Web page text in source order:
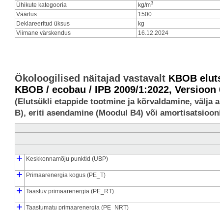
Ühikute kategooria
kg/m3
Väärtus
1500
Deklareeritud üksus
kg
Viimane värskendus
16.12.2024
Ökoloogilised näitajad vastavalt KBOB
KBOB / ecobau / IPB 2009/1:2022, Versioon
(Elutsükli etappide tootmine ja kõrvaldamine, välja
B), eriti asendamine (Moodul B4) või
+ Keskkonnamõju punktid (UBP)
┣ Tootmise keskkonnamõjud (UBP_pro)
┗ Kõrvaldamise keskkonnamõjud (UBP_dis)
+ Primaarenergia kogus (PE_T)
┣ Tootmise esmane energia (PE_pro)
┃ ┣ Primaarenergia tootmine, energeetiliselt tarbitud (PE_E_pro)
┃ ┗ Primaarenergia tootmine, materjaliga seotud (PE_M_pro)
┗ Primaarenergia kõrvaldamisest (PE_dis)
+ Taastuv primaarenergia (PE_RT)
┣ Taastuv primaarenergia tootmisel (PE_RT_pro)
┃ ┣ Taastuv primaarenergia põlvkonnast, energiamahust
┃ ┗ Materjalil põhinev taastuv primaarenergia tootmine (PE_RM_pro)
┗ Taastuv primaarenergia kõrvaldamisest (PE_RT_dis)
+ Taastumatu primaarenergia (PE_NRT)